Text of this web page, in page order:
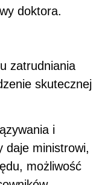
doktora.
zatrudniania
skutecznej
i
daje ministrowi,
możliwość